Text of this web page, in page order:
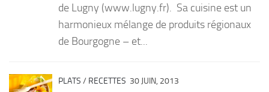
de Lugny (www.lugny.fr). Sa cuisine est un
harmonieux mélange de produits régionaux
de Bourgogne – et...
PLATS / RECETTES 30 JUIN, 2013